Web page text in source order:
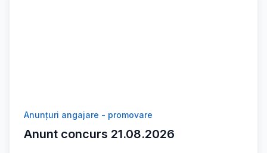
Anunțuri angajare - promovare
Anunt concurs 21.08.2026